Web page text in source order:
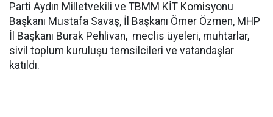
Parti Aydın Milletvekili ve TBMM KİT Komisyonu
Başkanı Mustafa Savaş, İl Başkanı Ömer Özmen, MHP
İl Başkanı Burak Pehlivan, meclis üyeleri, muhtarlar,
sivil toplum kuruluşu temsilcileri ve vatandaşlar
katıldı.